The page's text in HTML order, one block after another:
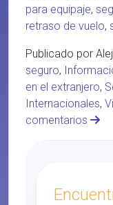
para equipaje,
retraso de vuelo,
Publicado por
seguro,
en el extranjero,
Internacionales,
comentarios